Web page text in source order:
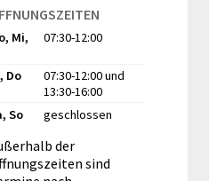
Mi,
07:30-12:00
Do 07:30-12:00und
13:30-16:00
So
geschlossen
der
sind